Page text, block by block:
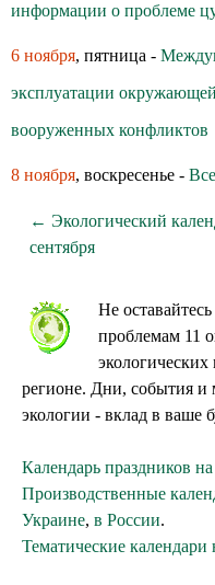
информации о проблеме
6 ноября, пятница -
эксплуатации
вооруженных конфликтов
8 ноября, воскресенье -
← Экологический
сентября
Не
проблемам 11
регионе. Дни, события и
экологии - вклад в ваше
Календарь праздников
Производственные
Украине, в России.
Тематические календари